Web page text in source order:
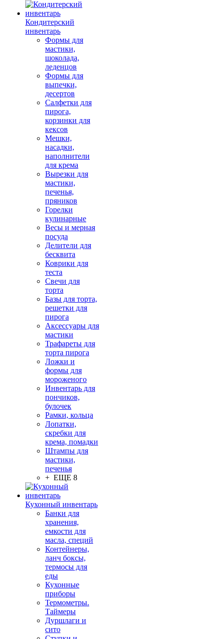
Кондитерский
инвентарь
Формы для
мастики,
шоколада,
леденцов
Формы для
выпечки,
десертов
Салфетки для
пирога,
корзинки для
кексов
Мешки,
насадки,
наполнители
для крема
Вырезки для
мастики,
печенья,
пряников
Горелки
кулинарные
Весы и мерная
посуда
Делители для
бесквита
Коврики для
теста
Свечи для
торта
Базы для торта,
решетки для
пирога
Аксессуары для
мастики
Трафареты для
торта пирога
Ложки и
формы для
мороженого
Инвентарь для
пончиков,
булочек
Рамки, кольца
Лопатки,
скребки для
крема, помадки
Штампы для
мастики,
печенья
+ ЕЩЕ 8
Кухонный инвентарь
Банки для
хранения,
емкости для
масла, специй
Контейнеры,
ланч боксы,
термосы для
еды
Кухонные
приборы
Термометры.
Таймеры
Дуршлаги и
сито